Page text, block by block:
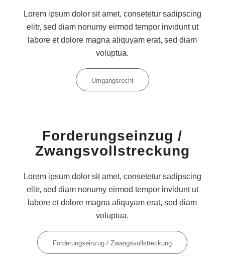
Lorem ipsum dolor sit amet, consetetur sadipscing
elitr, sed diam nonumy eirmod tempor invidunt ut
labore et dolore magna aliquyam erat, sed diam
voluptua.
Umgangsrecht
Forderungseinzug /
Zwangsvollstreckung
Lorem ipsum dolor sit amet, consetetur sadipscing
elitr, sed diam nonumy eirmod tempor invidunt ut
labore et dolore magna aliquyam erat, sed diam
voluptua.
Forderungseinzug / Zwangsvollstreckung